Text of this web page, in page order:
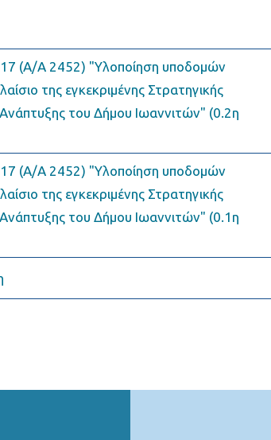
(Α/Α 2452) "Υλοποίηση υποδομών
της εγκεκριμένης Στρατηγικής
του Δήμου Ιωαννιτών" (0.2η
(Α/Α 2452) "Υλοποίηση υποδομών
της εγκεκριμένης Στρατηγικής
του Δήμου Ιωαννιτών" (0.1η